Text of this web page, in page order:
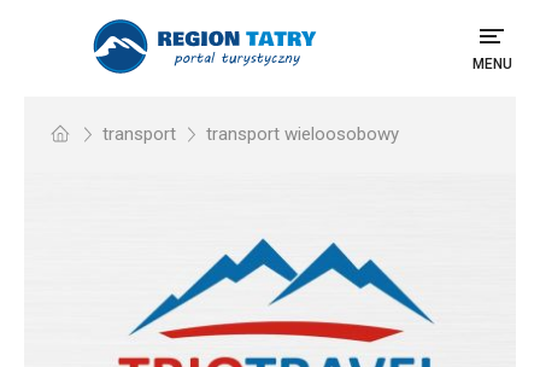
MENU
transport transport wieloosobowy